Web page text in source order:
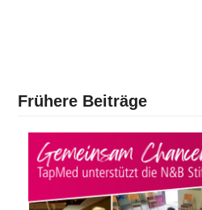
Frühere Beiträge